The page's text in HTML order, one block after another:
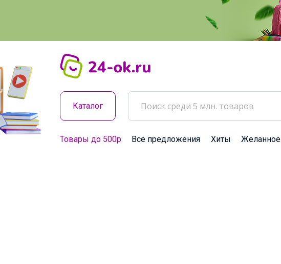
Каталог
Товары до 500р Все предложения Хиты Желанное